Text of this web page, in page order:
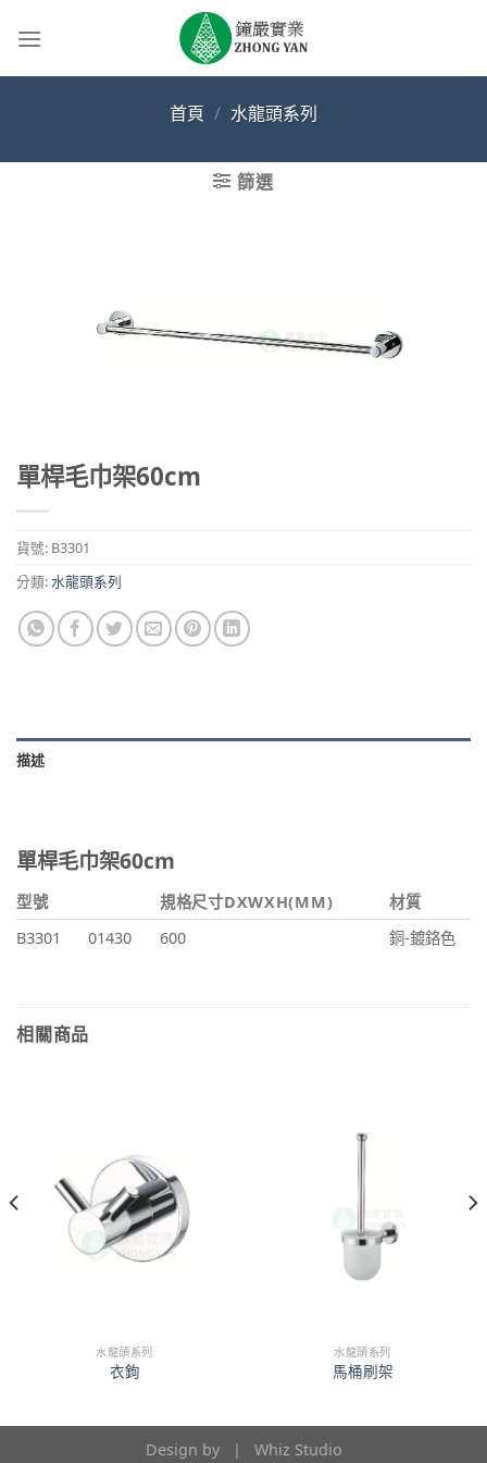
首頁 / 水龍頭系列
篩選
單桿毛巾架60cm
貨號: B3301
分類:水龍頭系列
描述
單桿毛巾架60cm
型號 規格尺寸DXWXH(MM)
材質
B3301
01430 600 銅-鍍鉻色
相關商品
水龍頭系列
衣鉤
水龍頭系列
馬桶刷架
Design by | Whiz Studio